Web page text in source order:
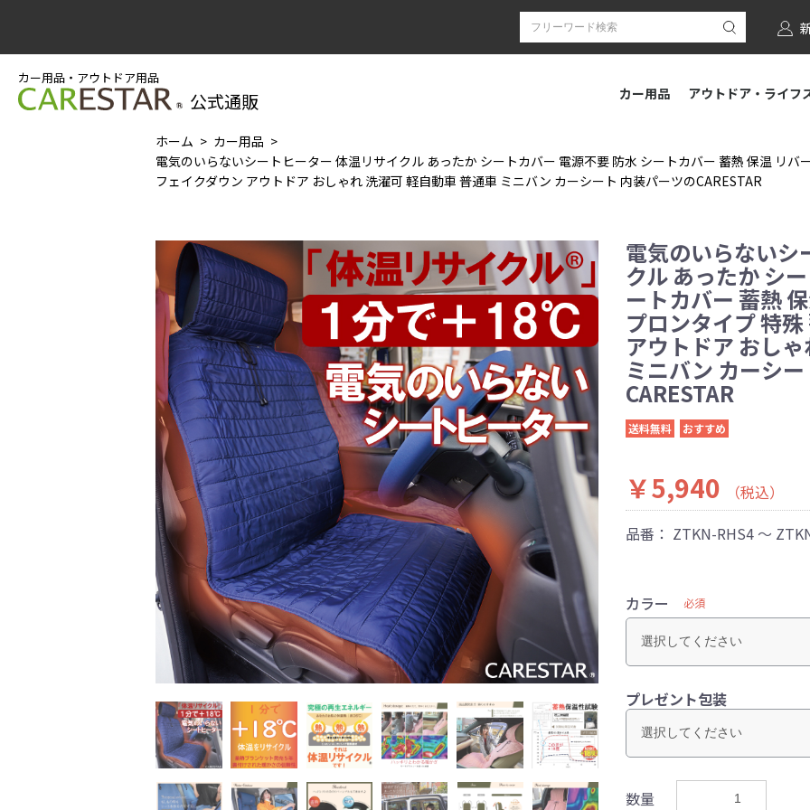
カー用品・アウトドア用品
公式通販 カー用品 アウトドア・ライフ
ホーム
カー用品
電気のいらないシートヒーター 体温リサイクル あったか シートカバー 電源不要 防水 シートカバー 蓄熱 保温 リバ
フェイクダウン アウトドア おしゃれ 洗濯可 軽自動車 普通車 ミニバン カーシート 内装パーツのCARESTAR
電気のいらないシ
クル あったか シ
ートカバー 蓄熱
プロンタイプ 特
アウトドア おし
ミニバン カーシ
CARESTAR
送料無料 おすすめ
￥5,940
（税込）
品番： ZTKN-RHS4 ～
カラー 必須
プレゼント包装
数量